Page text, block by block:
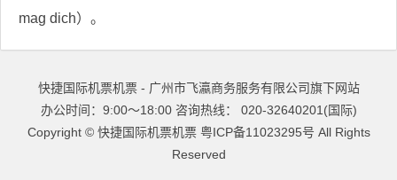
mag dich）。
快捷国际机票机票 - 广州市飞瀛商务服务有限公司旗下网站
办公时间：9:00～18:00 咨询热线： 020-32640201(国际)
Copyright © 快捷国际机票机票 粤ICP备11023295号 All Rights
Reserved